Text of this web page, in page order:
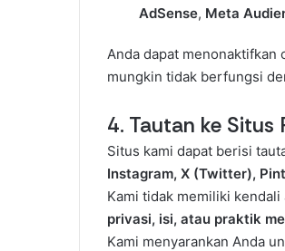
AdSense, Meta
Anda dapat menonaktifkan
mungkin tidak berfungsi
4. Tautan ke Situs
Situs kami dapat berisi
Instagram, X (Twitter),
Kami tidak memiliki
privasi, isi, atau praktik
Kami menyarankan Anda